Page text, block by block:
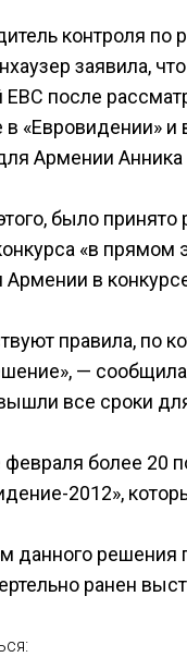
контроля
заявила,
ЕВС после
в «Евровидении»
Армении Анника
было
«в прямом
Армении в
правила, по
—
все сроки
февраля более 20
2012»,
данного решения
ранен